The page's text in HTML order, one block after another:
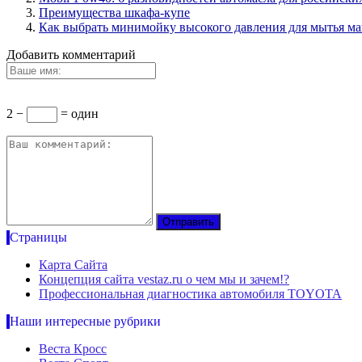
Преимущества шкафа-купе
Как выбрать минимойку высокого давления для мытья
Добавить комментарий
2 − = один
Страницы
Карта Сайта
Концепция сайта vestaz.ru о чем мы и зачем!?
Профессиональная диагностика автомобиля TOYOTA
Наши интересные рубрики
Веста Кросс